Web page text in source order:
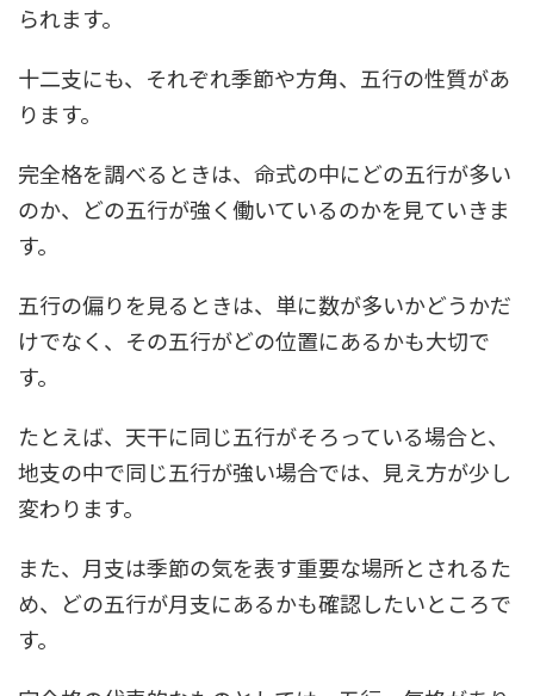
られます。
十二支にも、それぞれ季節や方角、五行の性質があ
ります。
完全格を調べるときは、命式の中にどの五行が多い
のか、どの五行が強く働いているのかを見ていきま
す。
五行の偏りを見るときは、単に数が多いかどうかだ
けでなく、その五行がどの位置にあるかも大切で
す。
たとえば、天干に同じ五行がそろっている場合と、
地支の中で同じ五行が強い場合では、見え方が少し
変わります。
また、月支は季節の気を表す重要な場所とされるた
め、どの五行が月支にあるかも確認したいところで
す。